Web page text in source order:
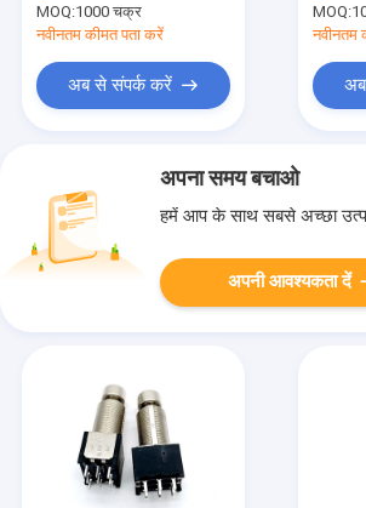
MOQ:1000 चक्र
नवीनतम कीमत पता करें
अब से संपर्क करें
MOQ:
नवीनतम
अपना समय बचाओ
हमें आप के साथ सबसे अच्छा
अपनी आवश्यकता दें